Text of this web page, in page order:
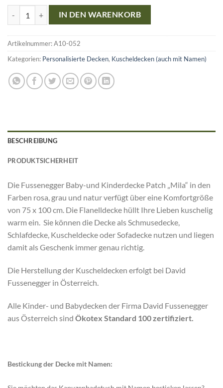
Fussenegger Baby-und Kinderdecke Mila Patch 75x100cm Menge
IN DEN WARENKORB
Artikelnummer:A10-052
Kategorien: Personalisierte Decken, Kuscheldecken (auch mit Namen)
BESCHREIBUNG
PRODUKTSICHERHEIT
Die Fussenegger Baby-und Kinderdecke Patch „Mila“ in den
Farben rosa, grau und natur verfügt über eine Komfortgröße
von 75 x 100 cm. Die Flanelldecke hüllt Ihre Lieben kuschelig
warm ein. Sie können die Decke als Schmusedecke,
Schlafdecke, Kuscheldecke oder Sofadecke nutzen und liegen
damit als Geschenk immer genau richtig.
Die Herstellung der Kuscheldecken erfolgt bei David
Fussenegger in Österreich.
Alle Kinder- und Babydecken der Firma David Fussenegger
aus Österreich sind Ökotex Standard 100 zertifiziert.
Bestickung der Decke mit Namen: